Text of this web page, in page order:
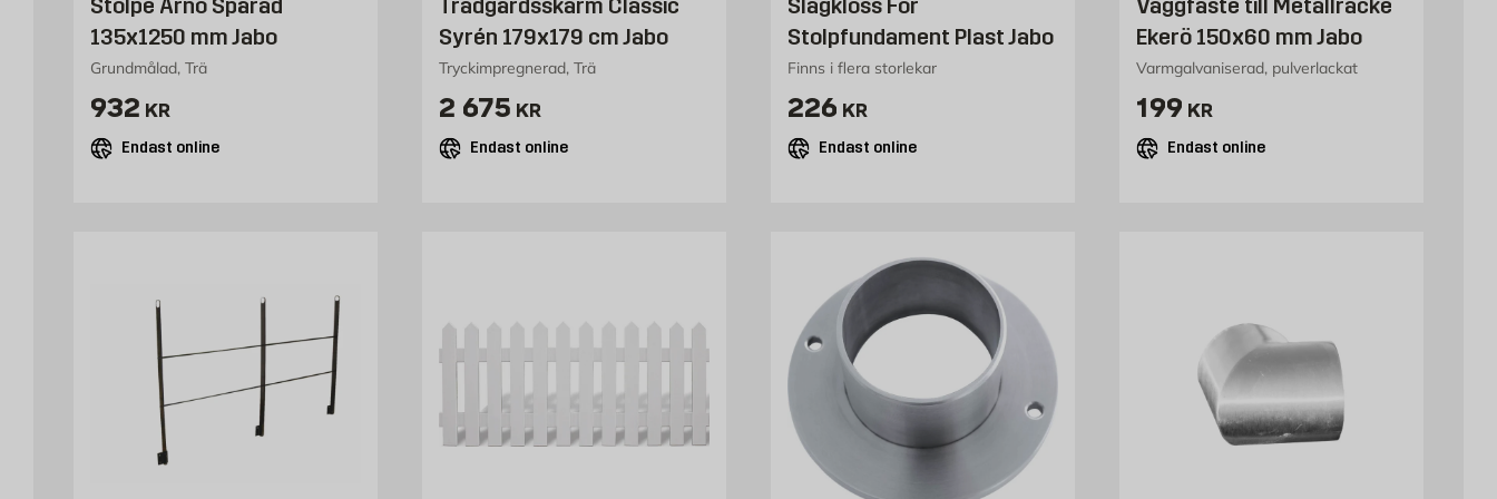
135x1250 mm Jabo
Grundmålad, Trä
Pris 932 kr
932 KR
Endast online
Syrén 179x179 cm Jabo
Tryckimpregnerad, Trä
Pris 2675 kr
2 675 KR
Endast online
Stolpfundament Plast Jabo
Finns i flera storlekar
Pris 226 kr
226 KR
Endast online
Ekerö 150x60 mm Jabo
Varmgalvaniserad, pulverlackat
Pris 199 kr
199 KR
Endast online